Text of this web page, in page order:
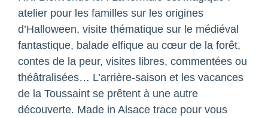
atelier pour les familles sur les origines
d’Halloween, visite thématique sur le médiéval
fantastique, balade elfique au cœur de la forêt,
contes de la peur, visites libres, commentées ou
théâtralisées… L’arrière-saison et les vacances
de la Toussaint se prêtent à une autre
découverte. Made in Alsace trace pour vous